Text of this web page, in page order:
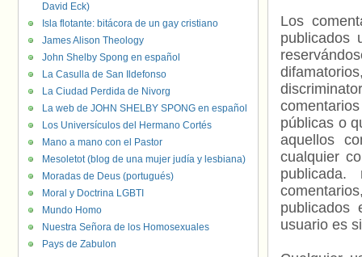
Los
publicados
públicas o
aquellos
cualquier
usuario es
David Eck)
Isla flotante: bitácora de un gay cristiano
James Alison Theology
John Shelby Spong en español
La Casulla de San Ildefonso
La Ciudad Perdida de Nivorg
La web de JOHN SHELBY SPONG en español
Los Universículos del Hermano Cortés
Mano a mano con el Pastor
Mesoletot (blog de una mujer judía y lesbiana)
Moradas de Deus (portugués)
Moral y Doctrina LGBTI
Mundo Homo
Nuestra Señora de los Homosexuales
Pays de Zabulon